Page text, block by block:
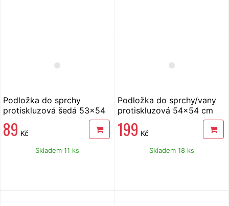
Podložka do sprchy
protiskluzová šedá 53x54
89 Kč
Skladem 11 ks
Podložka do sprchy/vany
protiskluzová 54x54 cm
199 Kč
Skladem 18 ks